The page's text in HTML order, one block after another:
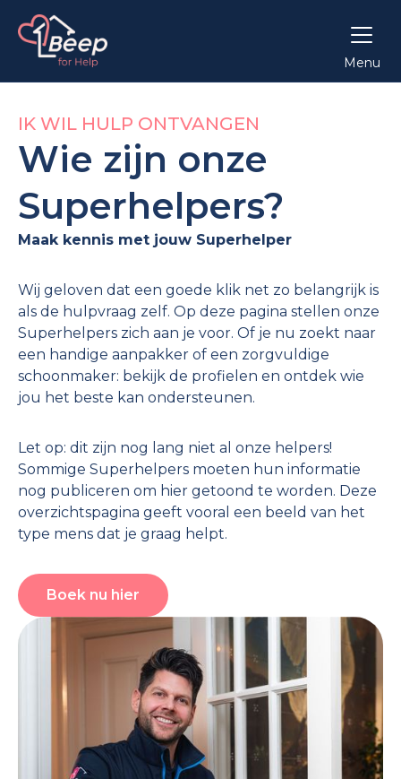
Menu
IK WIL HULP ONTVANGEN
Wie zijn onze
Superhelpers?
Maak kennis met jouw Superhelper
Wij geloven dat een goede klik net zo belangrijk is
als de hulpvraag zelf. Op deze pagina stellen onze
Superhelpers zich aan je voor. Of je nu zoekt naar
een handige aanpakker of een zorgvuldige
schoonmaker: bekijk de profielen en ontdek wie
jou het beste kan ondersteunen.
Let op: dit zijn nog lang niet al onze helpers!
Sommige Superhelpers moeten hun informatie
nog publiceren om hier getoond te worden. Deze
overzichtspagina geeft vooral een beeld van het
type mens dat je graag helpt.
Boek nu hier